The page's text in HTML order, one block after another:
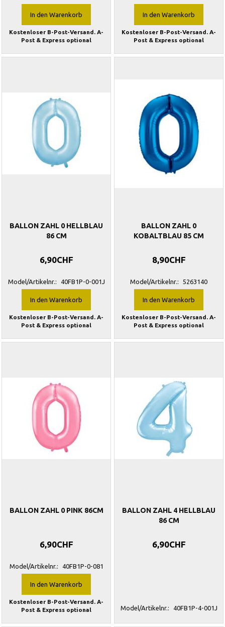
In den Warenkorb
Kostenloser B-Post-Versand. A-
Post & Express optional
In den Warenkorb
Kostenloser B-Post-Versand. A-
Post & Express optional
BALLON ZAHL 0 HELLBLAU
86 CM
6,90CHF
Model/Artikelnr.: 40FB1P-0-001J
In den Warenkorb
Kostenloser B-Post-Versand. A-
Post & Express optional
BALLON ZAHL 0
KOBALTBLAU 85 CM
8,90CHF
Model/Artikelnr.: 5263140
In den Warenkorb
Kostenloser B-Post-Versand. A-
Post & Express optional
BALLON ZAHL 0 PINK 86CM
6,90CHF
Model/Artikelnr.: 40FB1P-0-081
In den Warenkorb
Kostenloser B-Post-Versand. A-
Post & Express optional
BALLON ZAHL 4 HELLBLAU
86 CM
6,90CHF
Model/Artikelnr.: 40FB1P-4-001J